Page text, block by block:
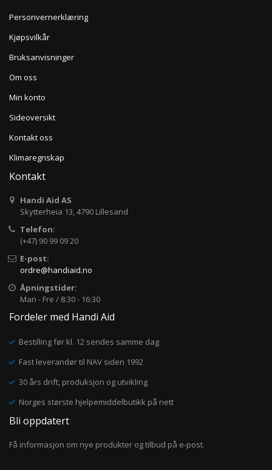
Personvernerklæring
Kjøpsvilkår
Bruksanvisninger
Om oss
Min konto
Sideoversikt
Kontakt oss
Klimaregnskap
Kontakt
Handi Aid AS
Skytterheia 13, 4790 Lillesand
Telefon:
(+47) 90 99 09 20
E-post:
ordre@handiaid.no
Åpningstider:
Man - Fre / 8:30 - 16:30
Fordeler med Handi Aid
Bestilling før kl. 12 sendes samme dag
Fast leverandør til NAV siden 1992
30 års drift, produksjon og utvikling
Norges største hjelpemiddelbutikk på nett
Bli oppdatert
Få informasjon om nye produkter og tilbud på e-post.